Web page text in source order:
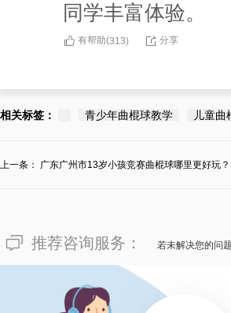
同学丰富体验。
有帮助(313) 分享
相关标签： 青少年曲棍球教学 儿童曲
上一条： 广东广州市13岁小孩竞赛曲棍球哪里更好玩？
推荐咨询服务： 若未解决您的问